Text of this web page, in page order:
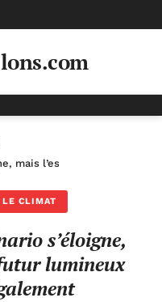
mais l’espoir d’un futur
LE CLIMAT
s’éloigne,
lumineux